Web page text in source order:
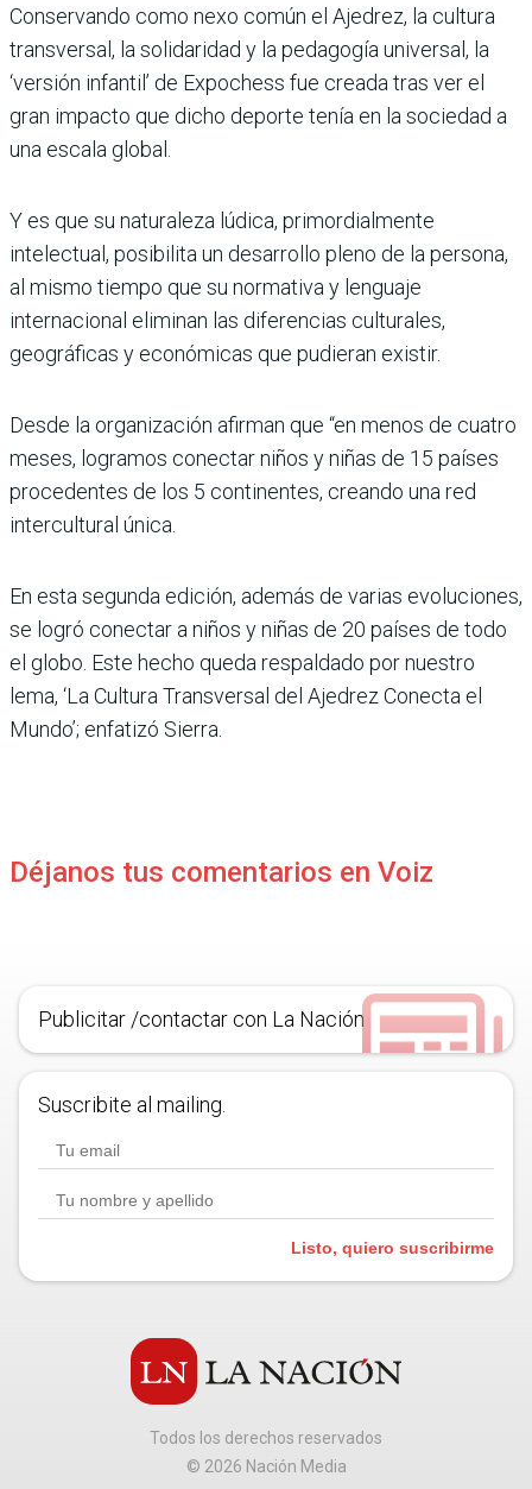
Conservando como nexo común el Ajedrez, la cultura
transversal, la solidaridad y la pedagogía universal, la
‘versión infantil’ de Expochess fue creada tras ver el
gran impacto que dicho deporte tenía en la sociedad a
una escala global.
Y es que su naturaleza lúdica, primordialmente
intelectual, posibilita un desarrollo pleno de la persona,
al mismo tiempo que su normativa y lenguaje
internacional eliminan las diferencias culturales,
geográficas y económicas que pudieran existir.
Desde la organización afirman que “en menos de cuatro
meses, logramos conectar niños y niñas de 15 países
procedentes de los 5 continentes, creando una red
intercultural única.
En esta segunda edición, además de varias evoluciones,
se logró conectar a niños y niñas de 20 países de todo
el globo. Este hecho queda respaldado por nuestro
lema, ‘La Cultura Transversal del Ajedrez Conecta el
Mundo’; enfatizó Sierra.
Déjanos tus comentarios en Voiz
Publicitar /contactar con La Nación
Suscribite al mailing.
Listo, quiero suscribirme
Todos los derechos reservados
© 2026 Nación Media